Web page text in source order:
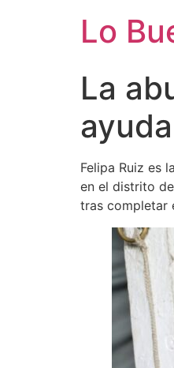
Lo
La
Felipa Ruiz es
en el distrito
tras completar